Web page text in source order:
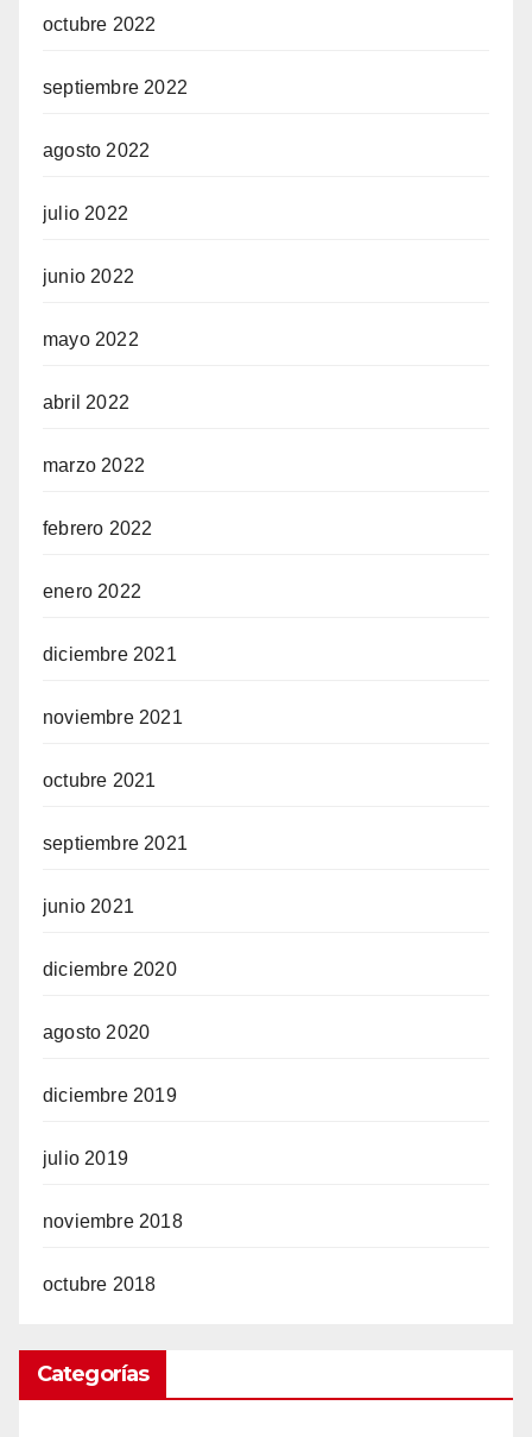
octubre 2022
septiembre 2022
agosto 2022
julio 2022
junio 2022
mayo 2022
abril 2022
marzo 2022
febrero 2022
enero 2022
diciembre 2021
noviembre 2021
octubre 2021
septiembre 2021
junio 2021
diciembre 2020
agosto 2020
diciembre 2019
julio 2019
noviembre 2018
octubre 2018
Categorías